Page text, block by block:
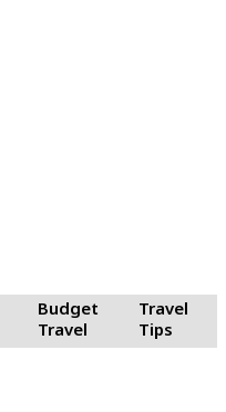
Budget
Travel
Travel
Tips